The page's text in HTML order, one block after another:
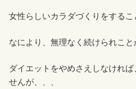
女性らしいカラダづくりをするこ
なにより、無理なく続けられこと
ダイエットをやめさえしなけれ
せんが、、、